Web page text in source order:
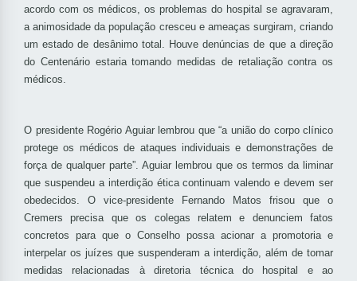
acordo com os médicos, os problemas do hospital se agravaram,
a animosidade da população cresceu e ameaças surgiram, criando
um estado de desânimo total. Houve denúncias de que a direção
do Centenário estaria tomando medidas de retaliação contra os
médicos.
O presidente Rogério Aguiar lembrou que “a união do corpo clínico
protege os médicos de ataques individuais e demonstrações de
força de qualquer parte”. Aguiar lembrou que os termos da liminar
que suspendeu a interdição ética continuam valendo e devem ser
obedecidos. O vice-presidente Fernando Matos frisou que o
Cremers precisa que os colegas relatem e denunciem fatos
concretos para que o Conselho possa acionar a promotoria e
interpelar os juízes que suspenderam a interdição, além de tomar
medidas relacionadas à diretoria técnica do hospital e ao